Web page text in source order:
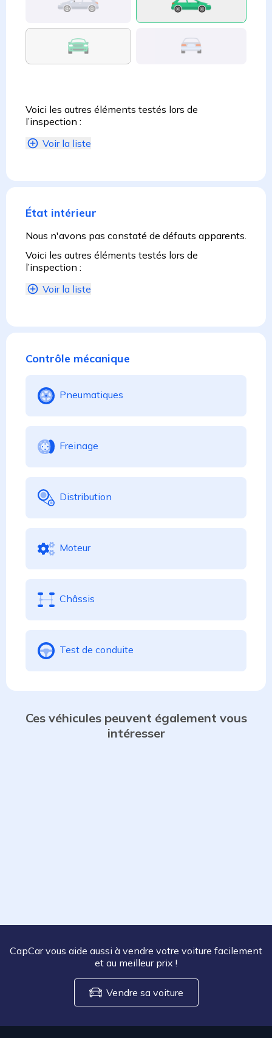
Voici les autres éléments testés lors de
l’inspection :
Voir la liste
État intérieur
Nous n'avons pas constaté de défauts apparents.
Voici les autres éléments testés lors de
l’inspection :
Voir la liste
Contrôle mécanique
Pneumatiques
Freinage
Distribution
Moteur
Châssis
Test de conduite
Ces véhicules peuvent également vous
intéresser
CapCar vous aide aussi à vendre votre voiture facilement
et au meilleur prix !
Vendre sa voiture